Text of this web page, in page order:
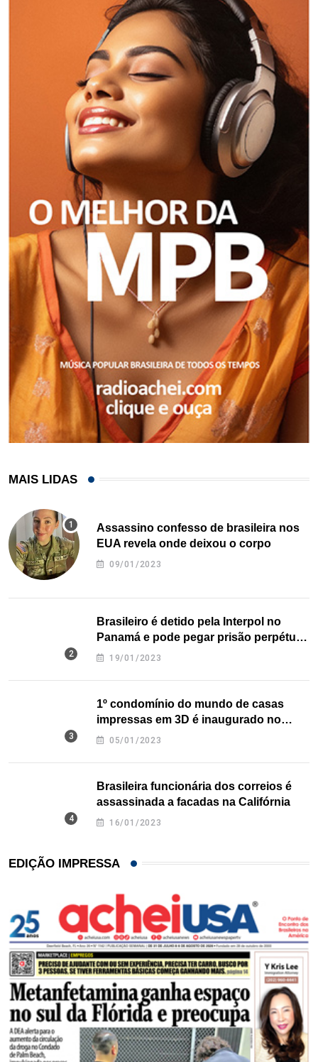
MAIS LIDAS
Assassino confesso de brasileira nos
EUA revela onde deixou o corpo
09/01/2023
Brasileiro é detido pela Interpol no
Panamá e pode pegar prisão perpétua
nos EUA
19/01/2023
1º condomínio do mundo de casas
impressas em 3D é inaugurado no
Texas
05/01/2023
Brasileira funcionária dos correios é
assassinada a facadas na Califórnia
16/01/2023
EDIÇÃO IMPRESSA